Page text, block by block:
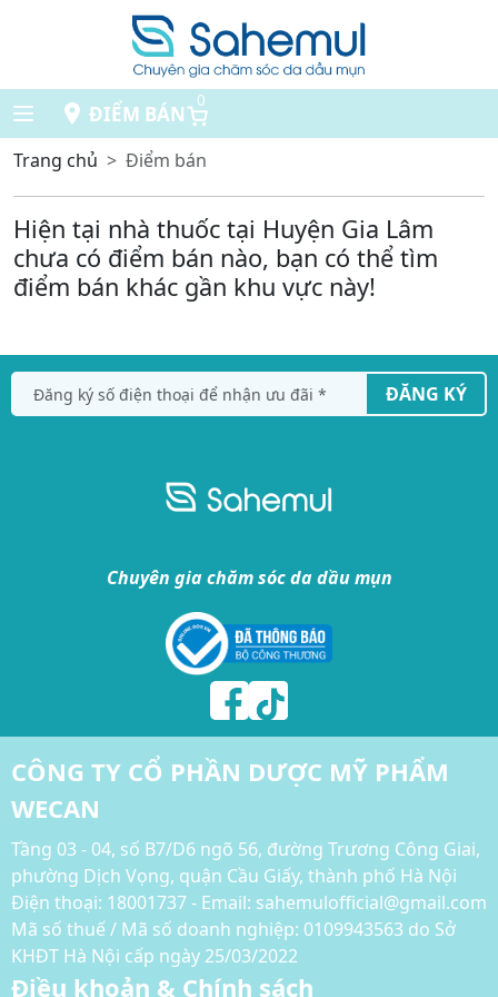
ĐIỂM BÁN
0
Trang chủ Điểm bán
Hiện tại nhà thuốc tại Huyện Gia Lâm
chưa có điểm bán nào, bạn có thể tìm
điểm bán khác gần khu vực này!
ĐĂNG KÝ
Chuyên gia chăm sóc da dầu mụn
CÔNG TY CỔ PHẦN DƯỢC MỸ PHẨM
WECAN
Tầng 03 - 04, số B7/D6 ngõ 56, đường Trương Công Giai,
phường Dịch Vọng, quận Cầu Giấy, thành phố Hà Nội
Điện thoại: 18001737 - Email: sahemulofficial@gmail.com
Mã số thuế / Mã số doanh nghiệp: 0109943563 do Sở
KHĐT Hà Nội cấp ngày 25/03/2022
Điều khoản & Chính sách